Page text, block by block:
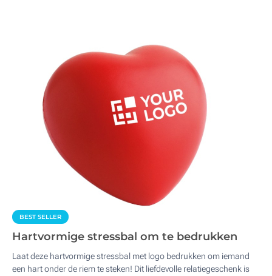
BEST SELLER
Hartvormige stressbal om te bedrukken
Laat deze hartvormige stressbal met logo bedrukken om iemand
een hart onder de riem te steken! Dit liefdevolle relatiegeschenk is